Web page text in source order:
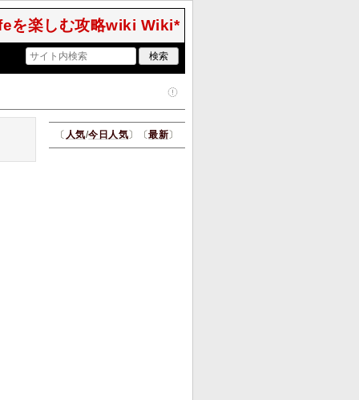
を楽しむ攻略wiki Wiki*
〔 人気/今日人気〕〔最新〕